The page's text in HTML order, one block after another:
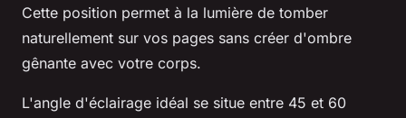
Cette position permet à la lumière de tomber
naturellement sur vos pages sans créer d'ombre
gênante avec votre corps.
L'angle d'éclairage idéal se situe entre 45 et 60